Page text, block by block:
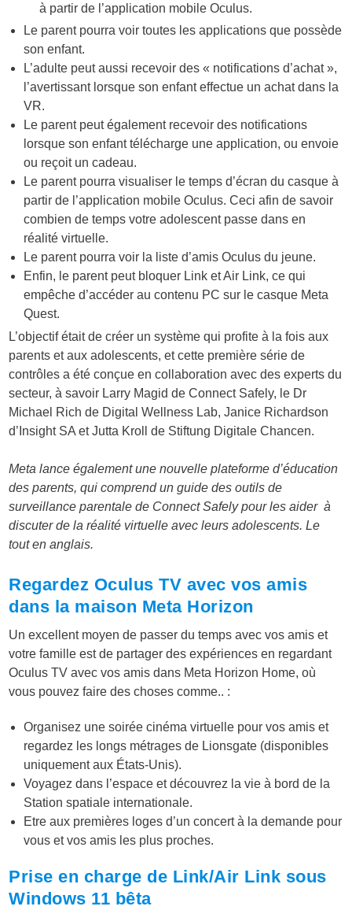
à partir de l’application mobile Oculus.
Le parent pourra voir toutes les applications que possède
son enfant.
L’adulte peut aussi recevoir des « notifications d’achat »,
l’avertissant lorsque son enfant effectue un achat dans la
VR.
Le parent peut également recevoir des notifications
lorsque son enfant télécharge une application, ou envoie
ou reçoit un cadeau.
Le parent pourra visualiser le temps d’écran du casque à
partir de l’application mobile Oculus. Ceci afin de savoir
combien de temps votre adolescent passe dans en
réalité virtuelle.
Le parent pourra voir la liste d’amis Oculus du jeune.
Enfin, le parent peut bloquer Link et Air Link, ce qui
empêche d’accéder au contenu PC sur le casque Meta
Quest.
L’objectif était de créer un système qui profite à la fois aux
parents et aux adolescents, et cette première série de
contrôles a été conçue en collaboration avec des experts du
secteur, à savoir Larry Magid de Connect Safely, le Dr
Michael Rich de Digital Wellness Lab, Janice Richardson
d’Insight SA et Jutta Kroll de Stiftung Digitale Chancen.
Meta lance également une nouvelle plateforme d’éducation
des parents, qui comprend un guide des outils de
surveillance parentale de Connect Safely pour les aider à
discuter de la réalité virtuelle avec leurs adolescents. Le
tout en anglais.
Regardez Oculus TV avec vos amis
dans la maison Meta Horizon
Un excellent moyen de passer du temps avec vos amis et
votre famille est de partager des expériences en regardant
Oculus TV avec vos amis dans Meta Horizon Home, où
vous pouvez faire des choses comme.. :
Organisez une soirée cinéma virtuelle pour vos amis et
regardez les longs métrages de Lionsgate (disponibles
uniquement aux États-Unis).
Voyagez dans l’espace et découvrez la vie à bord de la
Station spatiale internationale.
Etre aux premières loges d’un concert à la demande pour
vous et vos amis les plus proches.
Prise en charge de Link/Air Link sous
Windows 11 bêta